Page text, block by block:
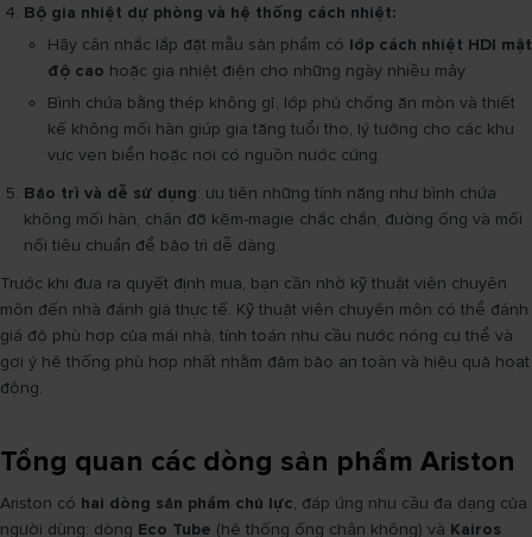
Bộ gia nhiệt dự phòng và hệ thống cách nhiệt:
Hãy cân nhắc lắp đặt mẫu sản phẩm có lớp cách nhiệt HDI mật
độ cao hoặc gia nhiệt điện cho những ngày nhiều mây.
Bình chứa bằng thép không gỉ, lớp phủ chống ăn mòn và thiết
kế không mối hàn giúp gia tăng tuổi thọ, lý tưởng cho các khu
vực ven biển hoặc nơi có nguồn nước cứng.
Bảo trì và dễ sử dụng: ưu tiên những tính năng như bình chứa
không mối hàn, chân đỡ kẽm-magie chắc chắn, đường ống và mối
nối tiêu chuẩn để bảo trì dễ dàng.
Trước khi đưa ra quyết định mua, bạn cần nhờ kỹ thuật viên chuyên
môn đến nhà đánh giá thực tế. Kỹ thuật viên chuyên môn có thể đánh
giá độ phù hợp của mái nhà, tính toán nhu cầu nước nóng cụ thể và
gợi ý hệ thống phù hợp nhất nhằm đảm bảo an toàn và hiệu quả hoạt
động.
Tổng quan các dòng sản phẩm Ariston
Ariston có hai dòng sản phẩm chủ lực, đáp ứng nhu cầu đa dạng của
người dùng: dòng Eco Tube (hệ thống ống chân không) và Kairos